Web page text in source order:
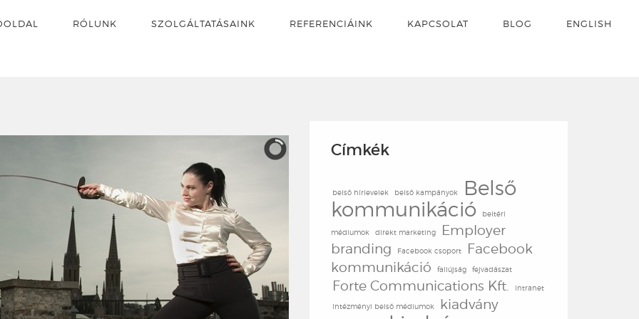
RÓLUNK SZOLGÁLTATÁSAINK REFERENCIÁINK KAPCSOLAT BLOG ENGLISH
Címkék
belső hírlevelek belső kampányok
Belső
kommunikáció
beltéri
médiumok direkt marketing
Employer
branding
Facebook csoport
Facebook
kommunikáció
faliújság fejvadászat
Forte Communications Kft. intranet
intézményi belső médiumok
kiadvány